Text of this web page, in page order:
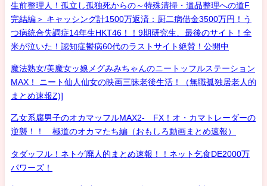
生前整理人！孤立し孤独死からの～特殊清掃・遺品整理への道F
完結編＞ キャッシング計1500万返済：厨二病借金3500万円！う
つ病統合失調症14年生HKT46！！9期研究生、最後のサイト！全
米が泣いた！認知症鬱病60代のラストサイト絶賛！公開中
魔法熟女/美魔女ッ娘メグみみちゃんのニートッフルステーション
MAX！ ニート仙人仙女の映画三昧老後生活！（無職孤独居老人的
まとめ速報Z)]
乙女系腐男子のオカマッフルMAX2- FX！オ・カマトレーダーの
逆襲！！ 極道のオカマたち編（おもしろ動画まとめ速報）
タダッフル！ネトゲ廃人的まとめ速報！！ネット乞食DE2000万
パワーズ！